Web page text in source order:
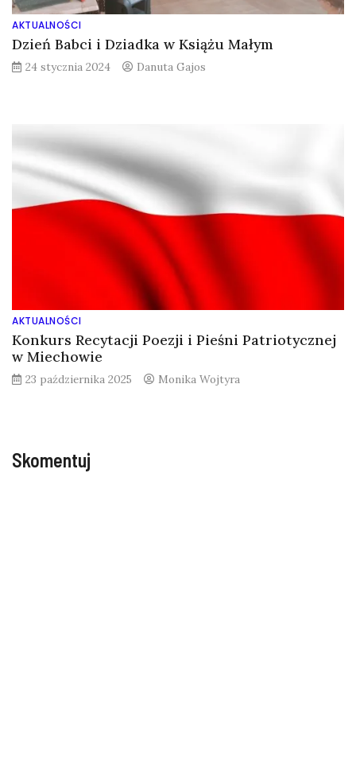
AKTUALNOŚCI
Dzień Babci i Dziadka w Książu Małym
24 stycznia 2024 Danuta Gajos
AKTUALNOŚCI
Konkurs Recytacji Poezji i Pieśni Patriotycznej
w Miechowie
23 października 2025 Monika Wojtyra
Skomentuj